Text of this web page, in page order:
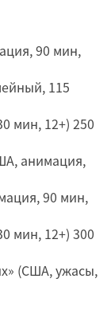
90 мин,
115
мин, 12+) 250
анимация,
90 мин,
мин, 12+) 300
(США, ужасы,